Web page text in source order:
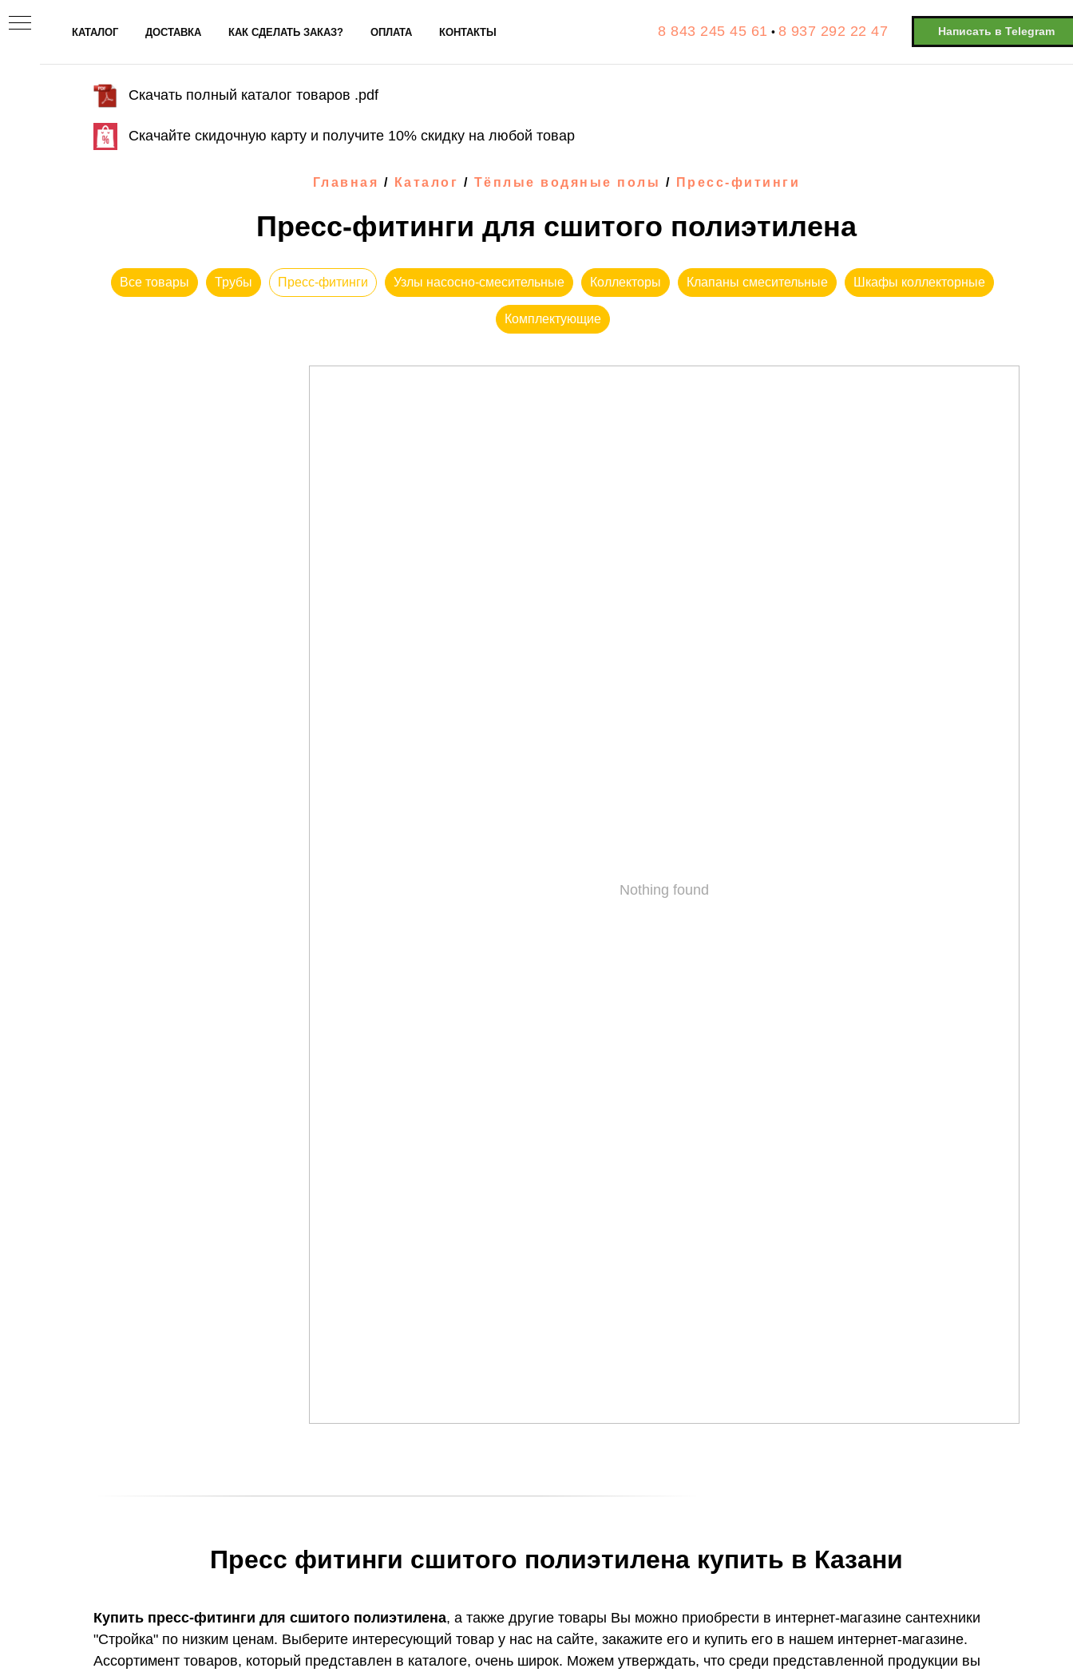
КАТАЛОГ ДОСТАВКА КАК СДЕЛАТЬ ЗАКАЗ? ОПЛАТА КОНТАКТЫ 8 843 245 45 61 • 8 937 292 22 47 Написать в Telegram
Скачать полный каталог товаров .pdf
Скачайте скидочную карту и получите 10% скидку на любой товар
Главная / Каталог / Тёплые водяные полы / Пресс-фитинги
Пресс-фитинги для сшитого полиэтилена
Все товары Трубы Пресс-фитинги Узлы насосно-смесительные Коллекторы Клапаны смесительные Шкафы коллекторные
Комплектующие
Nothing found
Пресс фитинги сшитого полиэтилена купить в Казани
Купить пресс-фитинги для сшитого полиэтилена, а также другие товары Вы можно приобрести в интернет-магазине сантехники
"Стройка" по низким ценам. Выберите интересующий товар у нас на сайте, закажите его и купить его в нашем интернет-магазине.
Ассортимент товаров, который представлен в каталоге, очень широк. Можем утверждать, что среди представленной продукции вы